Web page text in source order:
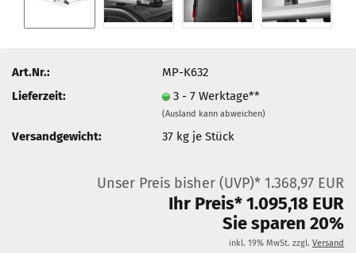
Art.Nr.:
MP-K632
Lieferzeit:
3 - 7 Werktage**
(Ausland kann abweichen)
Versandgewicht: 37 kg je Stück
Unser Preis bisher (UVP)* 1.368,97 EUR
Ihr Preis* 1.095,18 EUR
Sie sparen 20%
inkl. 19% MwSt. zzgl. Versand